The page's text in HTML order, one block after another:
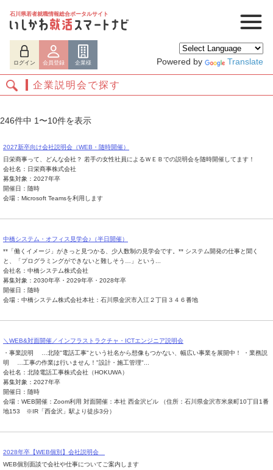
石川県若者就職情報総合ポータルサイト
ログイン 会員登録 企業様 Powered by Translate
企業説明会で探す
246件中 1〜10件を表示
2027新卒向け会社説明会（WEB・随時開催）
日栄商事って、どんな会社？ 若手の女性社員によるＷＥＢでの説明会を随時開催してます！
会社名：日栄商事株式会社
募集対象：2027年卒
開催日：随時
会場：Microsoft Teamsを利用します
中橋システム・オフィス見学会♪（半日開催）
**「働くイメージ」がきっと見つかる、少人数制の見学会です。** システム開発の仕事と聞く
と、「プログラミングができないと難しそう…」という...
会社名：中橋システム株式会社
募集対象：2030年卒・2029年卒・2028年卒
開催日：随時
会場：中橋システム株式会社本社：石川県金沢市入江２丁目３４６番地
＼WEB&対面開催／インフラストラクチャ・ICTエンジニア説明会
・事業説明 …北陸"電話工事"という社名から想像もつかない、幅広い事業を展開中！ ・業務説
明 …工事の作業は行いません！"設計・施工管理"...
会社名：北陸電話工事株式会社（HOKUWA）
募集対象：2027年卒
開催日：随時
会場：WEB開催：Zoom利用 対面開催：本社 西金沢ビル （住所：石川県金沢市米泉町10丁目1番
地153 ※IR「西金沢」駅より徒歩3分）
2028年卒【WEB個別】会社説明会
WEB個別面談で会社や仕事についてご案内します